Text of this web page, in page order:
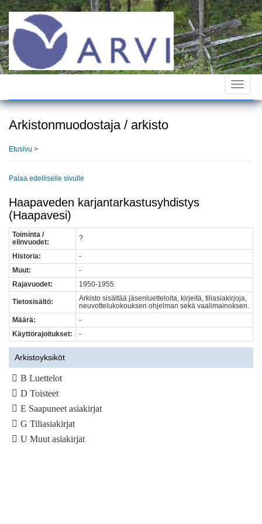
Hyppää
pääsisältöön
Toggle
Arkistonmuodostaja / arkisto
Etusivu >
Palaa edelliselle sivulle
Haapaveden karjantarkastusyhdistys
(Haapavesi)
Toiminta /
elinvuodet:
?
Historia:
-
Muut:
-
Rajavuodet:
1950-1955
Tietosisältö:
Arkisto sisältää jäsenluetteloita, kirjeitä, tiliasiakirjoja,
neuvottelukokouksen ohjelman sekä vaalimainoksen.
Määrä:
-
Käyttörajoitukset:
-
Arkistoyksiköt
B Luettelot
D Toisteet
E Saapuneet asiakirjat
G Tiliasiakirjat
U Muut asiakirjat